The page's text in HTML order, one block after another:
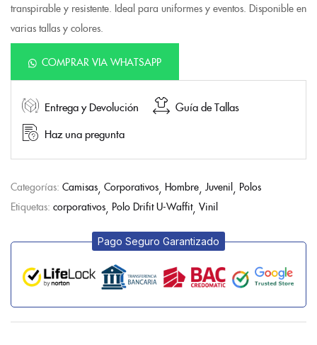
transpirable y resistente. Ideal para uniformes y eventos. Disponible en
varias tallas y colores.
COMPRAR VIA WHATSAPP
Entrega y Devolución
Guía de Tallas
Haz una pregunta
Categorías: Camisas Corporativos Hombre Juvenil Polos
Etiquetas: corporativos Polo Drifit U-Waffit Vinil
Pago Seguro Garantizado